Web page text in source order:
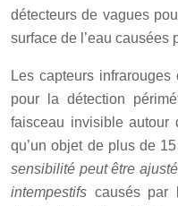
détecteurs de vagues
surface de l’eau causées
Les capteurs
pour la détection
faisceau invisible autour
qu’un objet de plus de
sensibilité peut être
intempestifs causés par